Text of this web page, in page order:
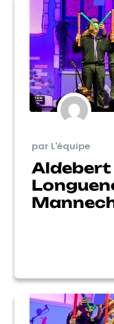
par L'équipe
Aldebert